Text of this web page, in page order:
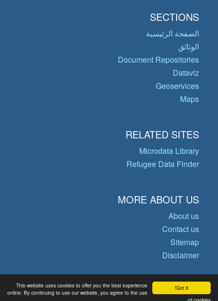
Got it!
This website uses cookies to offer you the best experience
online. By continuing to use our website, you agree to the use
SECTIONS
الصفحة الرئيسية
الوثائق
Document Repositories
Dataviz
Geoservices
Maps
RELATED SITES
Microdata Library
Refugee Data Finder
MORE ABOUT US
About us
Contact us
Sitemap
Disclaimer
© Copyright 2026 Operational Data